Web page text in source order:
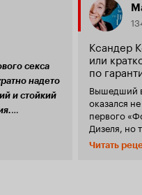
секса
надето
и стойкий
к
что
Ксандер
или
по
Вышедший
оказался не
первого
Дизеля, но
в жанре
антипода
Читать